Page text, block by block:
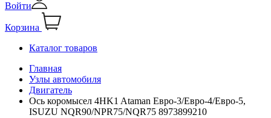
Войти
Корзина
Каталог товаров
Главная
Узлы автомобиля
Двигатель
Ось коромысел 4HK1 Ataman Евро-3/Евро-4/Евро-5,
ISUZU NQR90/NPR75/NQR75 8973899210